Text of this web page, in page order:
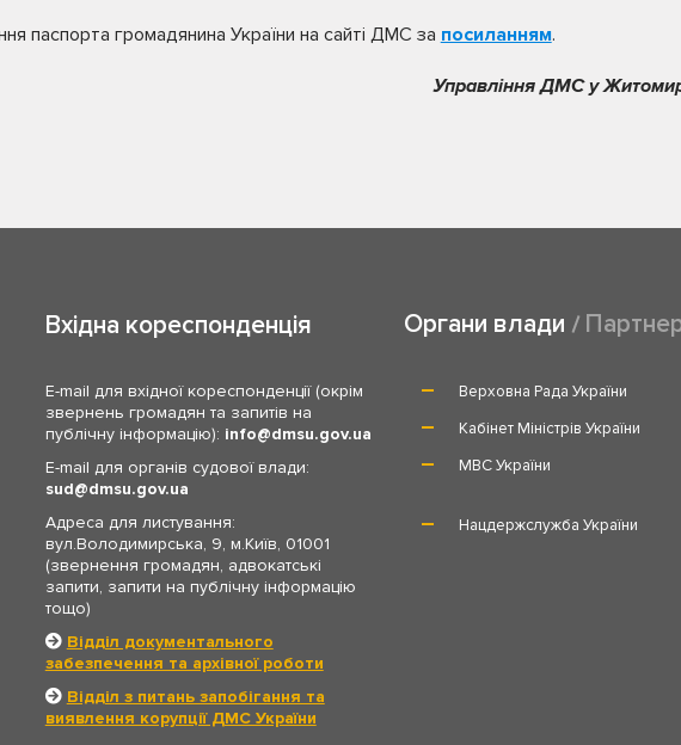
паспорта громадянина України на сайті ДМС за посиланням.
Управління ДМС у
Вхідна кореспонденція
E-mail для вхідної кореспонденції (окрім
звернень громадян та запитів на
публічну інформацію): info
dmsu.gov.ua
E-mail для органів судової влади:
sud
dmsu.gov.ua
Адреса для листування:
вул.Володимирська, 9, м.Київ, 01001
(звернення громадян, адвокатські
запити, запити на публічну інформацію
тощо)
Відділ документального
забезпечення та архівної роботи
Відділ з питань запобігання та
виявлення корупції ДМС України
Органи влади
Верховна Рада України
Кабінет Міністрів України
МВС України
Нацдержслужба України